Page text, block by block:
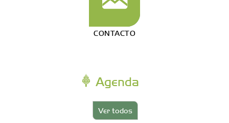
CONTACTO
Agenda
Ver todos